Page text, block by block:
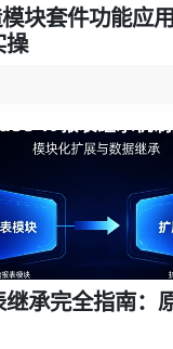
块套件功能应
操
承完全指南：